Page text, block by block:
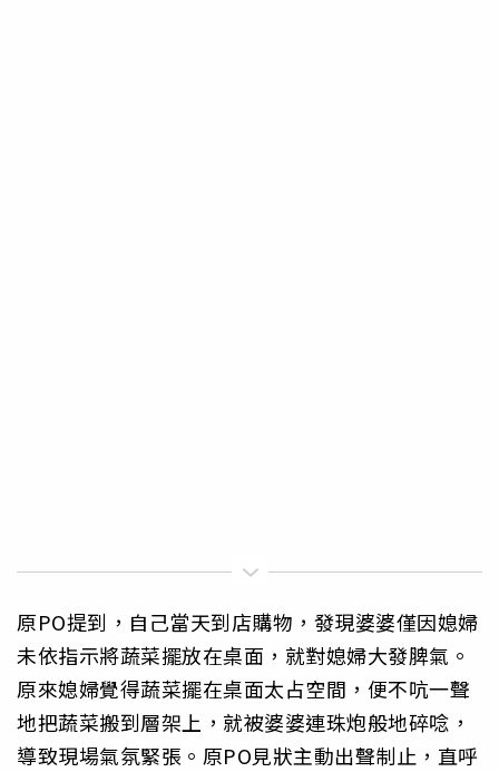
原PO提到，自己當天到店購物，發現婆婆僅因媳婦
未依指示將蔬菜擺放在桌面，就對媳婦大發脾氣。
原來媳婦覺得蔬菜擺在桌面太占空間，便不吭一聲
地把蔬菜搬到層架上，就被婆婆連珠炮般地碎唸，
導致現場氣氛緊張。原PO見狀主動出聲制止，直呼